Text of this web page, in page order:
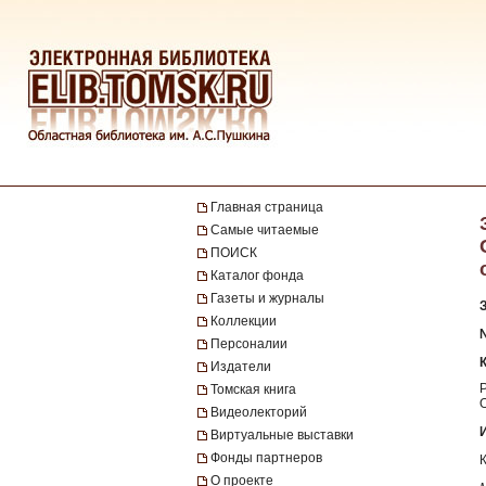
Главная страница
Самые читаемые
ПОИСК
Каталог фонда
Газеты и журналы
Коллекции
Персоналии
Издатели
Томская книга
Видеолекторий
Виртуальные выставки
Фонды партнеров
О проекте